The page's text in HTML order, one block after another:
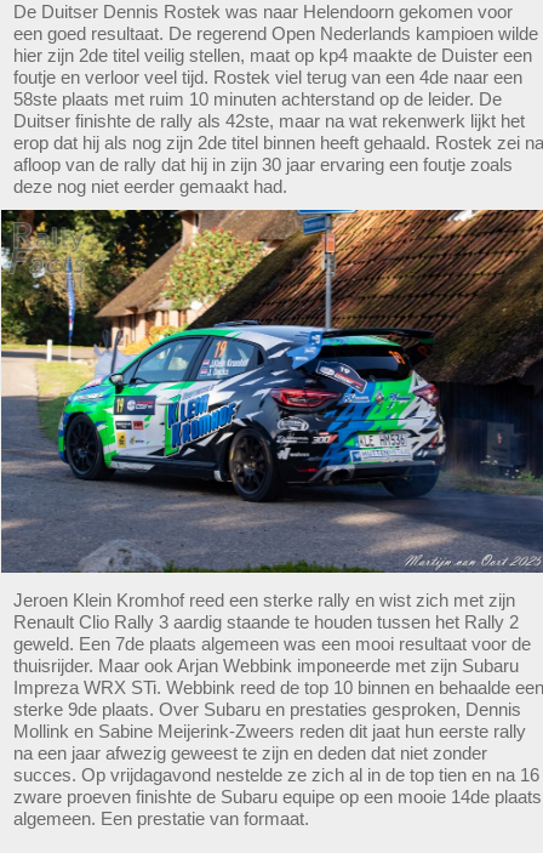
De Duitser Dennis Rostek was naar Helendoorn gekomen voor
een goed resultaat. De regerend Open Nederlands kampioen wilde
hier zijn 2de titel veilig stellen, maat op kp4 maakte de Duister een
foutje en verloor veel tijd. Rostek viel terug van een 4de naar een
58ste plaats met ruim 10 minuten achterstand op de leider. De
Duitser finishte de rally als 42ste, maar na wat rekenwerk lijkt het
erop dat hij als nog zijn 2de titel binnen heeft gehaald. Rostek zei na
afloop van de rally dat hij in zijn 30 jaar ervaring een foutje zoals
deze nog niet eerder gemaakt had.
Jeroen Klein Kromhof reed een sterke rally en wist zich met zijn
Renault Clio Rally 3 aardig staande te houden tussen het Rally 2
geweld. Een 7de plaats algemeen was een mooi resultaat voor de
thuisrijder. Maar ook Arjan Webbink imponeerde met zijn Subaru
Impreza WRX STi. Webbink reed de top 10 binnen en behaalde een
sterke 9de plaats. Over Subaru en prestaties gesproken, Dennis
Mollink en Sabine Meijerink-Zweers reden dit jaat hun eerste rally
na een jaar afwezig geweest te zijn en deden dat niet zonder
succes. Op vrijdagavond nestelde ze zich al in de top tien en na 16
zware proeven finishte de Subaru equipe op een mooie 14de plaats
algemeen. Een prestatie van formaat.